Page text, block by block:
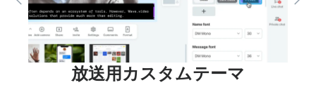
放送用カスタムテーマ